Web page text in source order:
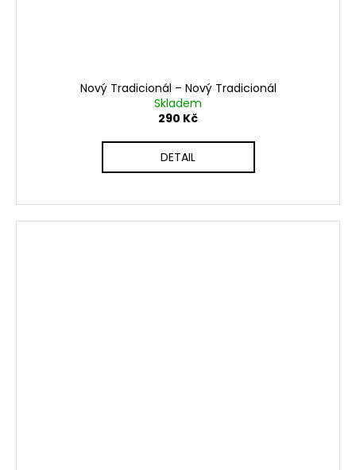
Nový Tradicionál – Nový Tradicionál
Skladem
290 Kč
DETAIL